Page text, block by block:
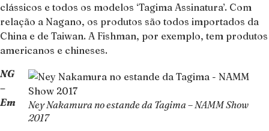
clássicos e todos os modelos ‘Tagima Assinatura’. Com
relação a Nagano, os produtos são todos importados da
China e de Taiwan. A Fishman, por exemplo, tem produtos
americanos e chineses.
Ney Nakamura no estande da Tagima – NAMM Show
2017
NG
–
Em